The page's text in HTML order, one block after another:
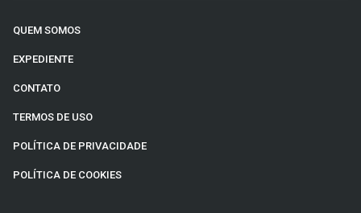
QUEM SOMOS
EXPEDIENTE
CONTATO
TERMOS DE USO
POLÍTICA DE PRIVACIDADE
POLÍTICA DE COOKIES